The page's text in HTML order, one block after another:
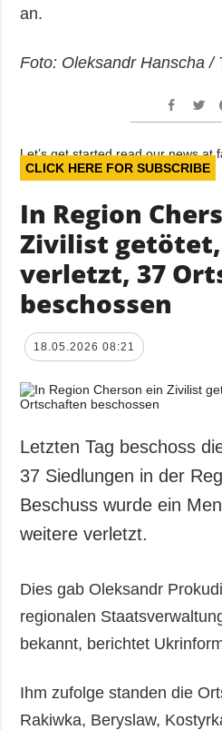
an.
Foto: Oleksandr Hanscha /
Let’s get started read our news at
CLICK HERE FOR SUBSCRIBE
In Region
Zivilist
verletzt, 37
beschossen
18.05.2026 08:21
Letzten Tag beschoss
37 Siedlungen in der
Beschuss wurde ein
weitere verletzt.
Dies gab Oleksandr
regionalen
bekannt, berichtet
Ihm zufolge standen die
Rakiwka, Beryslaw,